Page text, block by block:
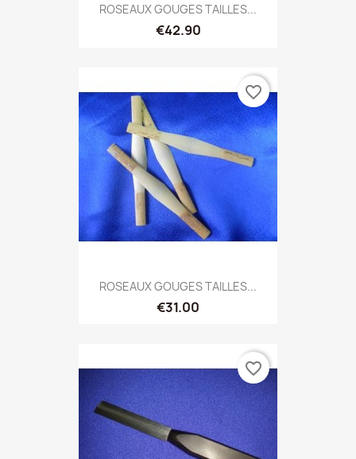
ROSEAUX GOUGES TAILLES...
€42.90
ROSEAUX GOUGES TAILLES...
€31.00
favorite_border
favorite_border